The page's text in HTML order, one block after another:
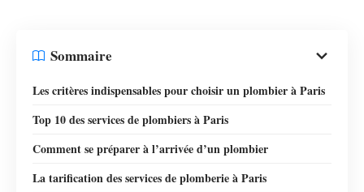
Sommaire
Les critères indispensables pour choisir un plombier à Paris
Top 10 des services de plombiers à Paris
Comment se préparer à l’arrivée d’un plombier
La tarification des services de plomberie à Paris